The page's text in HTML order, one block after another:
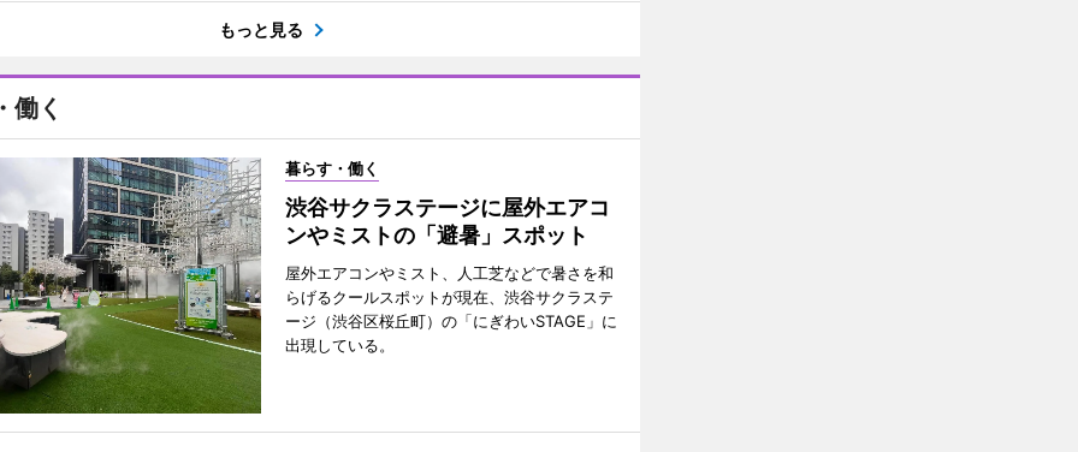
もっと見る
働く
暮らす・働く
渋谷サクラステージに屋外エアコ
ンやミストの「避暑」スポット
屋外エアコンやミスト、人工芝などで暑さを和
らげるクールスポットが現在、渋谷サクラステ
ージ（渋谷区桜丘町）の「にぎわいSTAGE」に
出現している。